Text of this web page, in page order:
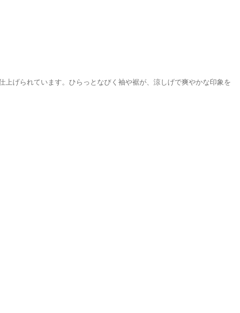
げられています。ひらっとなびく袖や裾が、涼しげで爽やかな印象を